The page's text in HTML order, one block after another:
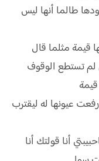
طالما أنها ليس
قيمة مثلما قال
تستطع الوقوف
عيونها له ليقترب
أنا قولتك أنا